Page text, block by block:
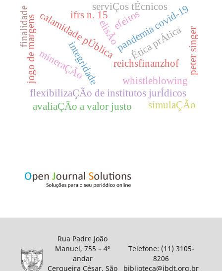
reichsfinanzhof
whistleblowing
calamidade pÚblicapandemia covid-19
flexibilizaÇÃo de institutos jurÍdicos
avaliaÇÃo a valor justo
elisÃo
integridade
mineraÇÃo
jogo de margens ifrs n. 15
serviÇos tÉcnicos
peter singer
Ética prÁtica
simulaÇÃo
efeitos
finalidade
Rua Padre João
Manuel, 755 – 4º
andar
Cerqueira César, São
Telefone: (11) 3105-
8206
biblioteca@ibdt.org.br